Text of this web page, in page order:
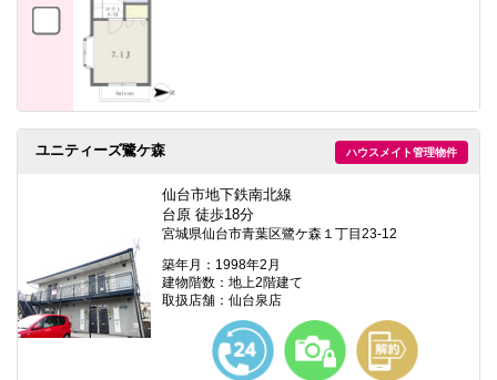
ハウスメイト管理物件
ユニティーズ鷺ケ森
仙台市地下鉄南北線
台原 徒歩18分
宮城県仙台市青葉区鷺ケ森１丁目23-12
築年月：1998年2月
建物階数：地上2階建て
取扱店舗：仙台泉店